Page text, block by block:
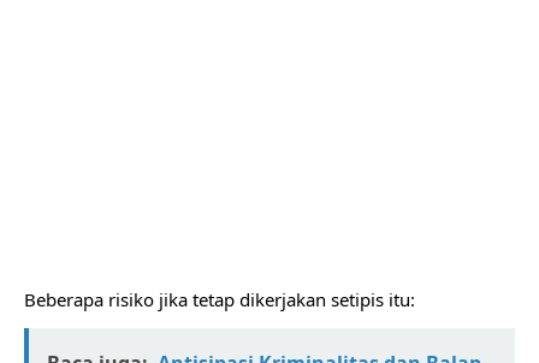
Beberapa risiko jika tetap dikerjakan setipis itu: